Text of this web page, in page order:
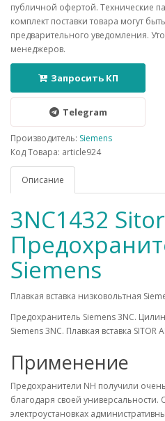
публичной офертой. Технические
комплект поставки товара могут
предварительного уведомления.
менеджеров.
Запросить КП
Telegram
Производитель: Siemens
Код Товара: article924
Описание
3NC1432 Sitor
Siemens
Плавкая вставка низковольтная
Предохранитель Siemens 3NC.
Siemens 3NC. Плавкая вставка SITOR
Применение
Предохранители NH получили
благодаря своей
электроустановках